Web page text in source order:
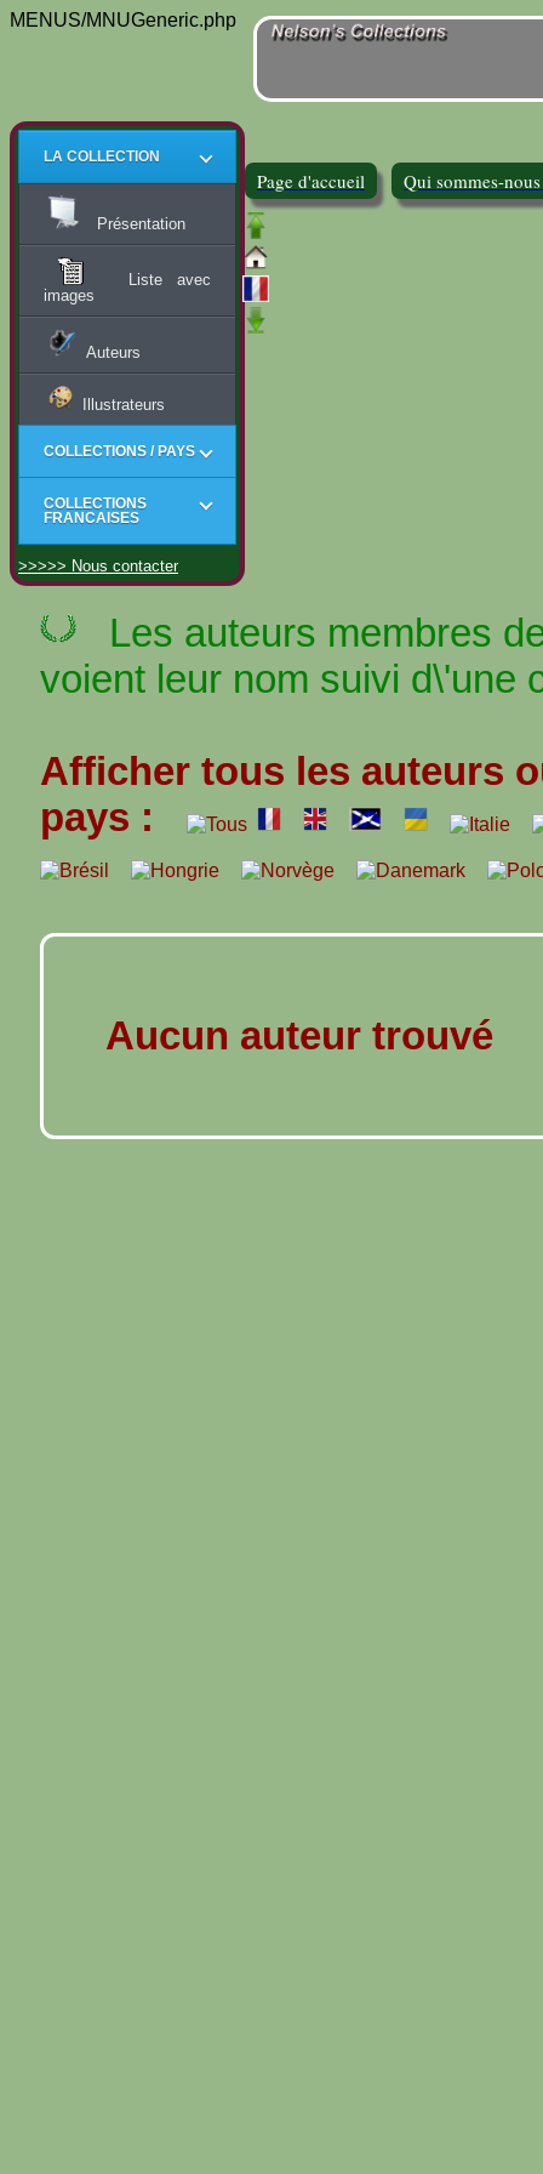
MENUS/MNUGeneric.php
LA COLLECTION
Présentation
Liste avec
images
Auteurs
Illustrateurs
COLLECTIONS / PAYS
COLLECTIONS
FRANCAISES
>>>>> Nous contacter
Les auteurs membres
voient leur nom suivi d\'une
Afficher tous les auteurs
pays :
Aucun auteur trouvé
Page d'accueil Qui sommes-